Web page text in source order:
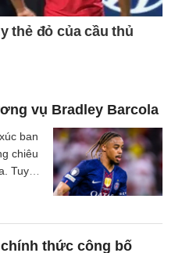
vụ Bradley Barcola
ban
chiêu
Tuy
thức công bố